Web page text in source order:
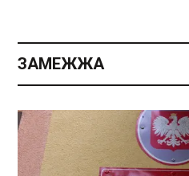
ЗАМЕЖЖА